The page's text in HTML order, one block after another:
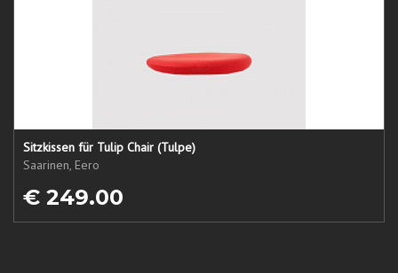
Sitzkissen für Tulip Chair (Tulpe)
Saarinen, Eero
€ 249.00